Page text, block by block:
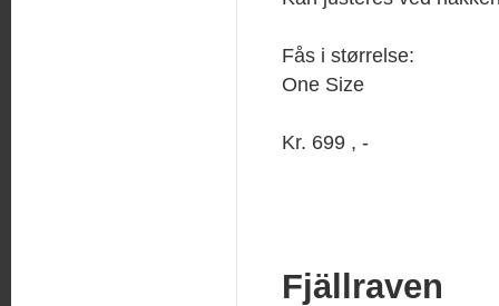
Fås i størrelse:
One Size
Kr. 699 , -
Fjällraven